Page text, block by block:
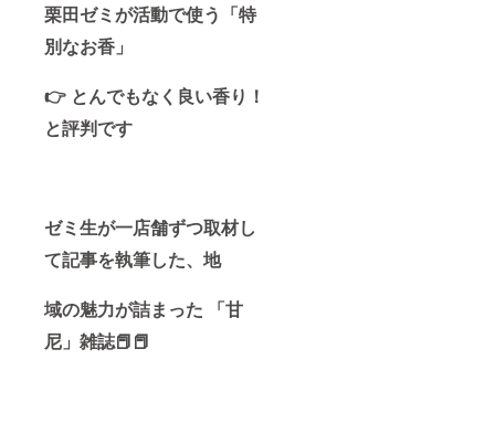
栗田ゼミが活動で使う「特
別なお香」
👉 とんでもなく良い香り！
と評判です
ゼミ生が一店舗ずつ取材し
て記事を執筆した、地
域の魅力が詰まった 「甘
尼」雑誌📕📕